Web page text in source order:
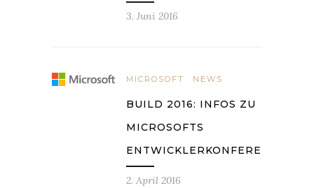
3. Juni 2016
MICROSOFT NEWS
BUILD 2016: INFOS ZU
MICROSOFTS
ENTWICKLERKONFERENZ
2. April 2016